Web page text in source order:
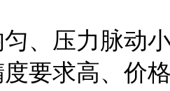
、压力脉动
要求高、价